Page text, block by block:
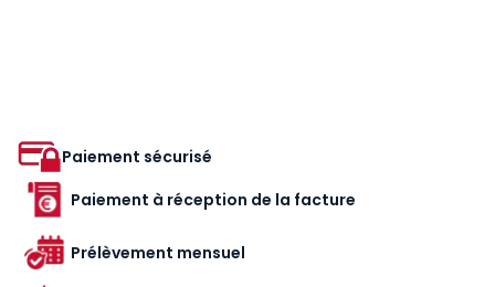
Paiement sécurisé
Paiement à réception de la facture
Prélèvement mensuel